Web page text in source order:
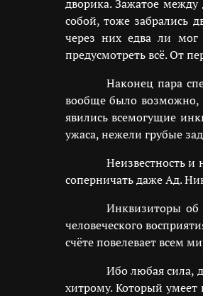
дворика. Зажатое
собой, тоже забрались
через них едва ли мог
предусмотреть всё. От
Наконец пара
вообще было возможно,
явились всемогущие
ужаса, нежели грубые
Неизвестность и
соперничать даже Ад.
Инквизиторы об
человеческого
счёте повелевает всем
Ибо любая сила,
хитрому. Который умеет